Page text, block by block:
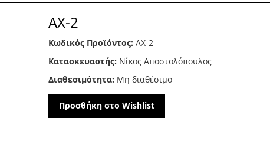
AX-2
Κωδικός Προϊόντος: AX-2
Κατασκευαστής: Νίκος Αποστολόπουλος
Διαθεσιμότητα: Μη διαθέσιμο
Προσθήκη στο Wishlist